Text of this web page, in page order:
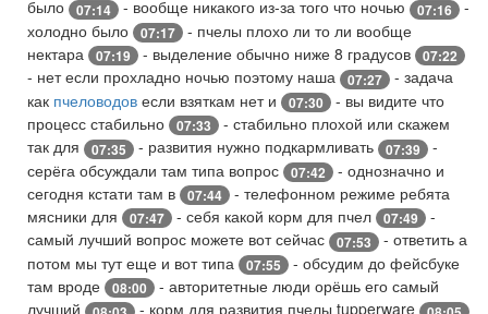
было
07:14 - вообще никакого из-за того что ночью 07:16
-
холодно было
07:17
- пчелы плохо ли то ли вообще
нектара
07:19 - выделение обычно ниже 8 градусов 07:22
- нет если прохладно ночью поэтому наша 07:27
- задача
как пчеловодов если взяткам нет и 07:30
- вы видите что
процесс стабильно
07:33
- стабильно плохой или скажем
так для
07:35 - развития нужно подкармливать 07:39
-
серёга обсуждали там типа вопрос
07:42
- однозначно и
сегодня кстати там в
07:44
- телефонном режиме ребята
мясники для
07:47 - себя какой корм для пчел 07:49
-
самый лучший вопрос можете вот сейчас
07:53
- ответить а
потом мы тут еще и вот типа
07:55
- обсудим до фейсбуке
там вроде
08:00
- авторитетные люди орёшь его самый
лучший
- корм для развития пчелы tupperware